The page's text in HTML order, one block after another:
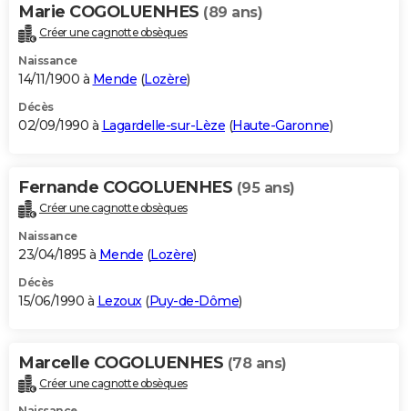
Marie COGOLUENHES (89 ans)
Créer une cagnotte obsèques
Naissance
14/11/1900 à Mende (Lozère)
Décès
02/09/1990 à Lagardelle-sur-Lèze (Haute-Garonne)
Fernande COGOLUENHES (95 ans)
Créer une cagnotte obsèques
Naissance
23/04/1895 à Mende (Lozère)
Décès
15/06/1990 à Lezoux (Puy-de-Dôme)
Marcelle COGOLUENHES (78 ans)
Créer une cagnotte obsèques